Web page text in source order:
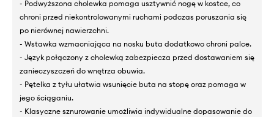
- Podwyższona cholewka pomaga usztywnić nogę w kostce, co
chroni przed niekontrolowanymi ruchami podczas poruszania się
po nierównej nawierzchni.
- Wstawka wzmacniająca na nosku buta dodatkowo chroni palce.
- Język połączony z cholewką zabezpiecza przed dostawaniem się
zanieczyszczeń do wnętrza obuwia.
- Pętelka z tyłu ułatwia wsunięcie buta na stopę oraz pomaga w
jego ściąganiu.
- Klasyczne sznurowanie umożliwia indywidualne dopasowanie do